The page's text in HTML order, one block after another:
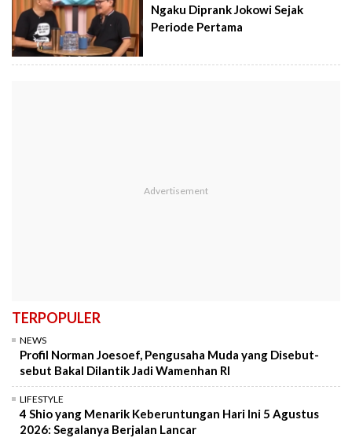
Ngaku Diprank Jokowi Sejak
Periode Pertama
TERPOPULER
NEWS
Profil Norman Joesoef, Pengusaha Muda yang Disebut-
sebut Bakal Dilantik Jadi Wamenhan RI
LIFESTYLE
4 Shio yang Menarik Keberuntungan Hari Ini 5 Agustus
2026: Segalanya Berjalan Lancar